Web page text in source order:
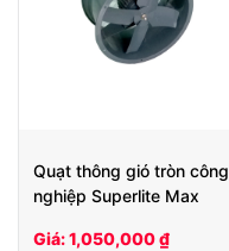
Quạt thông gió tròn công
nghiệp Superlite Max
Giá: 1,050,000 ₫